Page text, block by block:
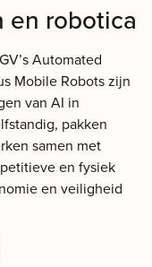
robotica
Automated
Mobile Robots zijn
van AI in
pakken
samen met
en fysiek
en veiligheid